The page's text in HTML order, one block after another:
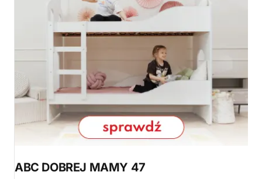
ABC DOBREJ MAMY 47